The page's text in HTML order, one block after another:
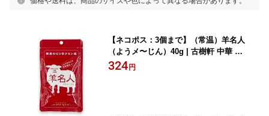
【ネコポス：3個まで】（常温）羊名人
（ようメ〜じん）40g | 古樹軒 中華 万
能 調味料 国産 スパイス 中国 料理 中華
324 円